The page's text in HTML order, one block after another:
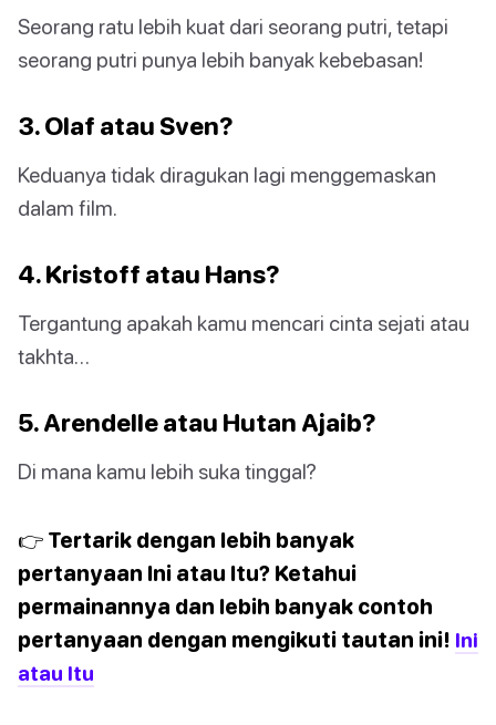
Seorang ratu lebih kuat dari seorang putri, tetapi
seorang putri punya lebih banyak kebebasan!
3. Olaf atau Sven?
Keduanya tidak diragukan lagi menggemaskan
dalam film.
4. Kristoff atau Hans?
Tergantung apakah kamu mencari cinta sejati atau
takhta…
5. Arendelle atau Hutan Ajaib?
Di mana kamu lebih suka tinggal?
👉 Tertarik dengan lebih banyak
pertanyaan Ini atau Itu? Ketahui
permainannya dan lebih banyak contoh
pertanyaan dengan mengikuti tautan ini! Ini
atau Itu